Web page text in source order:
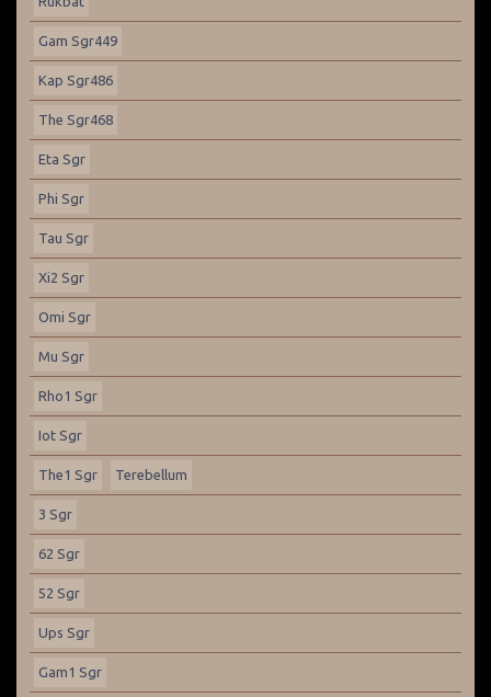
Gam Sgr449
Kap Sgr486
The Sgr468
Eta Sgr
Phi Sgr
Tau Sgr
Xi2 Sgr
Omi Sgr
Mu Sgr
Rho1 Sgr
Iot Sgr
The1 Sgr Terebellum
3 Sgr
62 Sgr
52 Sgr
Ups Sgr
Gam1 Sgr